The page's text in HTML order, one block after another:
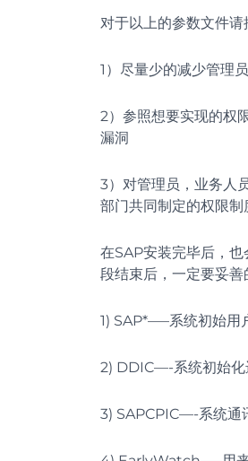
对于以上的参数文件请
1）尽量少的减少管理
2）参照想要实现的权
漏洞
3）对管理员，业务人
部门共同制定的权限制
在SAP安装完毕后，
段结束后，一定要妥善
1) SAP*—–系统初始用
2) DDIC—-系统初始化
3) SAPCPIC—-系统通